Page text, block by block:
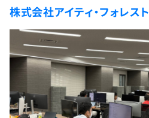
新卒エージェント
イベント・セミナー
インタビュー
就活成功ガイド
4択課題
ナレッジ
リファレンス
プラン
評価結果一覧
再チャレンジ結果一覧
Tech Team Journal
paiza times
note
paizaとは？
株式会社アイティ・フォレスト